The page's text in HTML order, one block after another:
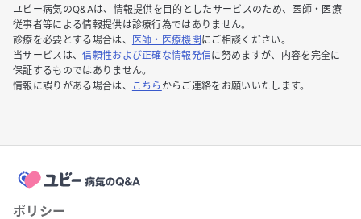
ユビー病気のQ&Aは、情報提供を目的としたサービスのため、医師・医療
従事者等による情報提供は診療行為ではありません。
診療を必要とする場合は、
医師・医療機関 にご相談ください。
当サービスは、信頼性および正確な情報発信に努めますが、内容を完全に
保証するものではありません。
情報に誤りがある場合は、
こちら からご連絡をお願いいたします。
ポリシー